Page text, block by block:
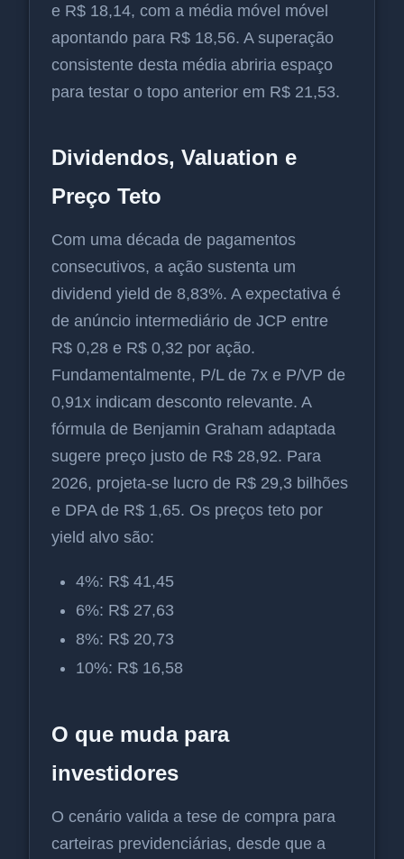
e R$ 18,14, com a média móvel móvel
apontando para R$ 18,56. A superação
consistente desta média abriria espaço
para testar o topo anterior em R$ 21,53.
Dividendos, Valuation e
Preço Teto
Com uma década de pagamentos
consecutivos, a ação sustenta um
dividend yield de 8,83%. A expectativa é
de anúncio intermediário de JCP entre
R$ 0,28 e R$ 0,32 por ação.
Fundamentalmente, P/L de 7x e P/VP de
0,91x indicam desconto relevante. A
fórmula de Benjamin Graham adaptada
sugere preço justo de R$ 28,92. Para
2026, projeta-se lucro de R$ 29,3 bilhões
e DPA de R$ 1,65. Os preços teto por
yield alvo são:
4%: R$ 41,45
6%: R$ 27,63
8%: R$ 20,73
10%: R$ 16,58
O que muda para
investidores
O cenário valida a tese de compra para
carteiras previdenciárias, desde que a